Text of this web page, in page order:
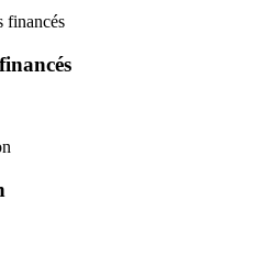
financés